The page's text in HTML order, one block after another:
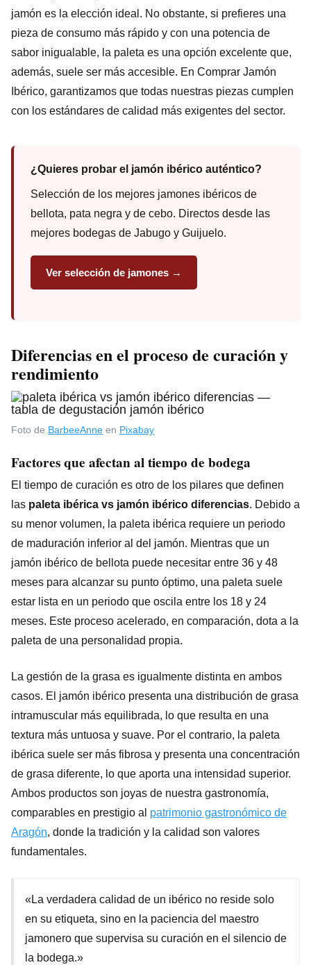
jamón es la elección ideal. No obstante, si prefieres una
pieza de consumo más rápido y con una potencia de
sabor inigualable, la paleta es una opción excelente que,
además, suele ser más accesible. En Comprar Jamón
Ibérico, garantizamos que todas nuestras piezas cumplen
con los estándares de calidad más exigentes del sector.
¿Quieres probar el jamón ibérico auténtico?
Selección de los mejores jamones ibéricos de
bellota, pata negra y de cebo. Directos desde las
mejores bodegas de Jabugo y Guijuelo.
Ver selección de jamones →
Diferencias en el proceso de curación y
rendimiento
Foto de BarbeeAnne en Pixabay
Factores que afectan al tiempo de bodega
El tiempo de curación es otro de los pilares que definen
las paleta ibérica vs jamón ibérico diferencias. Debido a
su menor volumen, la paleta ibérica requiere un periodo
de maduración inferior al del jamón. Mientras que un
jamón ibérico de bellota puede necesitar entre 36 y 48
meses para alcanzar su punto óptimo, una paleta suele
estar lista en un periodo que oscila entre los 18 y 24
meses. Este proceso acelerado, en comparación, dota a la
paleta de una personalidad propia.
La gestión de la grasa es igualmente distinta en ambos
casos. El jamón ibérico presenta una distribución de grasa
intramuscular más equilibrada, lo que resulta en una
textura más untuosa y suave. Por el contrario, la paleta
ibérica suele ser más fibrosa y presenta una concentración
de grasa diferente, lo que aporta una intensidad superior.
Ambos productos son joyas de nuestra gastronomía,
comparables en prestigio al patrimonio gastronómico de
Aragón, donde la tradición y la calidad son valores
fundamentales.
«La verdadera calidad de un ibérico no reside solo
en su etiqueta, sino en la paciencia del maestro
jamonero que supervisa su curación en el silencio de
la bodega.»